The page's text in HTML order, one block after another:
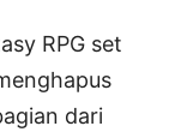
RPG set
dari